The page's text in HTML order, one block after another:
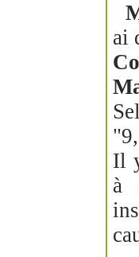
ai
Il
à